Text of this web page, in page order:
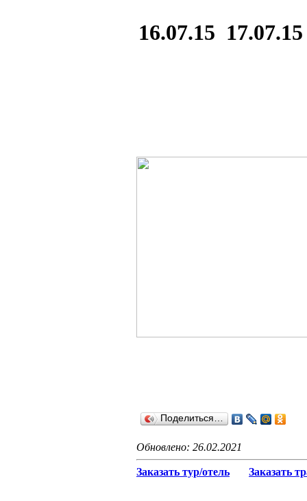
16.07.15 17.07.15
Поделиться…
Обновлено: 26.02.2021
Заказать тур/отель Заказать